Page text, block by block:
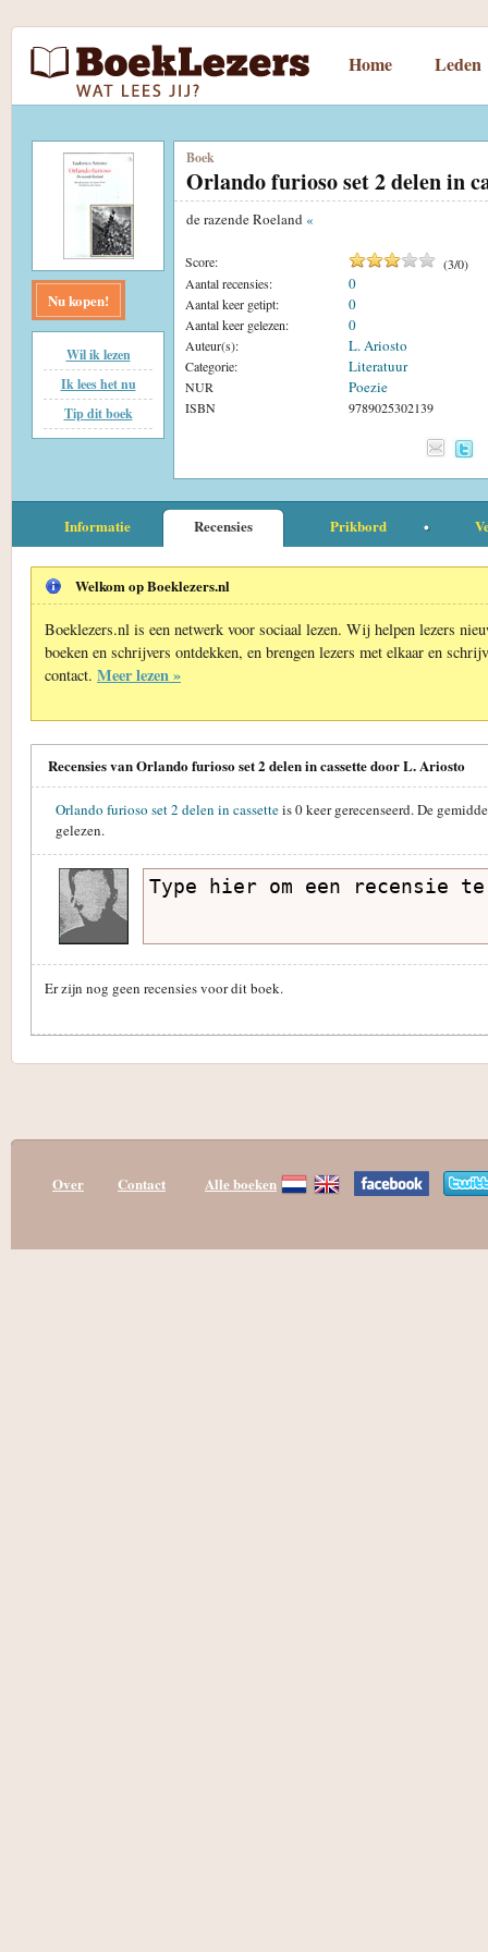
Home Leden
Nu kopen!
Wil ik lezen
Ik lees het nu
Tip dit boek
Boek
Orlando furioso set 2 delen in
de razende Roeland «
Score: (3/0)
Aantal recensies:
0
Aantal keer getipt: 0
Aantal keer gelezen: 0
Auteur(s): L. Ariosto
Categorie: Literatuur
NUR Poezie
ISBN 9789025302139
Informatie Recensies Prikbord
Welkom op Boeklezers.nl
Boeklezers.nl is een netwerk voor sociaal lezen. Wij helpen lezers
boeken en schrijvers ontdekken, en brengen lezers met elkaar en
contact. Meer lezen »
Recensies van Orlando furioso set 2 delen in cassette door L. Ariosto
Orlando furioso set 2 delen in cassetteis0keer gerecenseerd. De
gelezen.
Er zijn nog geen recensies voor dit boek.
Over Contact Alle boeken